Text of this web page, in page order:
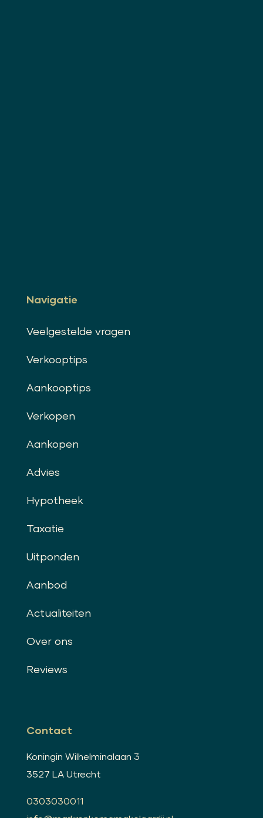
Navigatie
Veelgestelde vragen
Verkooptips
Aankooptips
Verkopen
Aankopen
Advies
Hypotheek
Taxatie
Uitponden
Aanbod
Actualiteiten
Over ons
Reviews
Contact
Koningin Wilhelminalaan 3
3527 LA Utrecht
0303030011